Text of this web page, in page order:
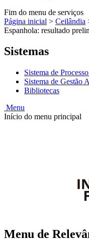
Fim do menu de serviços
Página inicial > Ceilândia
Espanhola: resultado
Sistemas
Sistema de
Sistema de Gestão
Bibliotecas
Menu
Início do menu principal
Menu de